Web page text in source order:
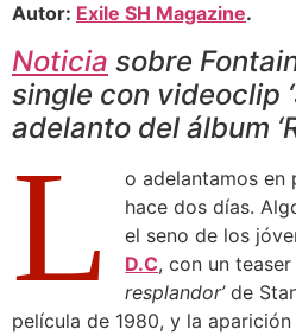
Autor: Exile SH Magazine.
Noticia sobre
single con videoclip
adelanto del álbum
L
o adelantamos en
hace dos días.
el seno de los
D.C, con un
resplandor’de
película de 1980, y la